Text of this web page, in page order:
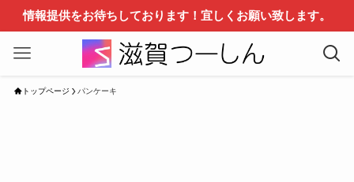
情報提供をお待ちしております！宜しくお願い致します。
トップページ パンケーキ